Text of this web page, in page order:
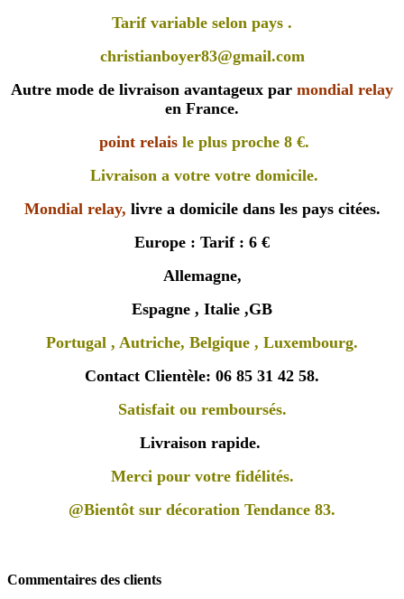
Tarif variable selon pays .
christianboyer83@gmail.com
Autre mode de livraison avantageux par mondial relay
en France.
point relais le plus proche 8 €.
Livraison a votre votre domicile.
Mondial relay, livre a domicile dans les pays citées.
Europe : Tarif : 6 €
Allemagne,
Espagne , Italie ,GB
Portugal , Autriche, Belgique , Luxembourg.
Contact Clientèle: 06 85 31 42 58.
Satisfait ou remboursés.
Livraison rapide.
Merci pour votre fidélités.
@Bientôt sur décoration Tendance 83.
Commentaires des clients